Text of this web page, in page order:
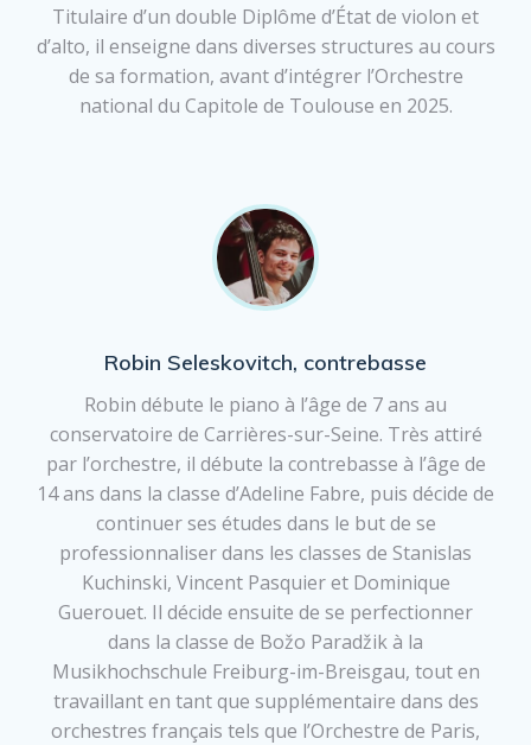
Titulaire d’un double Diplôme d’État de violon et
d’alto, il enseigne dans diverses structures au cours
de sa formation, avant d’intégrer l’Orchestre
national du Capitole de Toulouse en 2025.
Robin Seleskovitch, contrebasse
Robin débute le piano à l’âge de 7 ans au
conservatoire de Carrières-sur-Seine. Très attiré
par l’orchestre, il débute la contrebasse à l’âge de
14 ans dans la classe d’Adeline Fabre, puis décide de
continuer ses études dans le but de se
professionnaliser dans les classes de Stanislas
Kuchinski, Vincent Pasquier et Dominique
Guerouet. Il décide ensuite de se perfectionner
dans la classe de Božo Paradžik à la
Musikhochschule Freiburg-im-Breisgau, tout en
travaillant en tant que supplémentaire dans des
orchestres français tels que l’Orchestre de Paris,